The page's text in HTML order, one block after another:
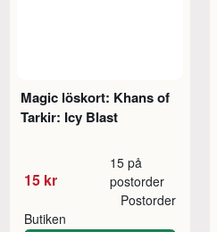
Magic löskort: Khans of
Tarkir: Icy Blast
15 kr
15 på
postorder
Butiken
Postorder